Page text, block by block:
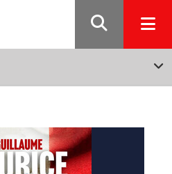
les cookies